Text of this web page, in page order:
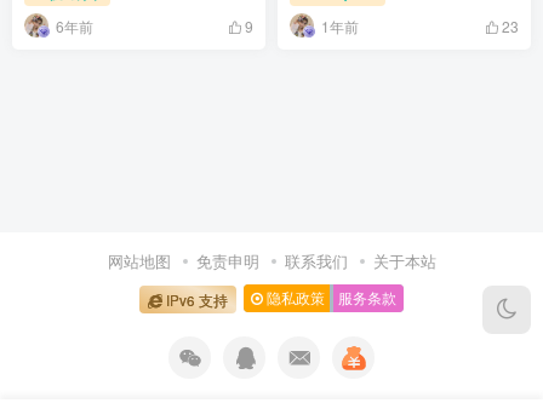
6年前 9 1年前 23
网站地图 免责申明 联系我们 关于本站
IPv6 支持 隐私政策 服务条款